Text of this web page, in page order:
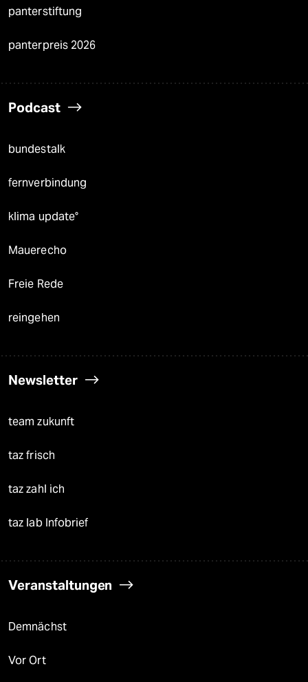
panterstiftung
panterpreis 2026
Podcast
bundestalk
fernverbindung
klima update°
Mauerecho
Freie Rede
reingehen
Newsletter
team zukunft
taz frisch
taz zahl ich
taz lab Infobrief
Veranstaltungen
Demnächst
Vor Ort